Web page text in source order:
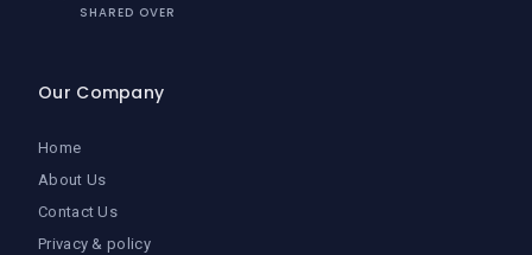
SHARED OVER
Our Company
Home
About Us
Contact Us
Privacy & policy